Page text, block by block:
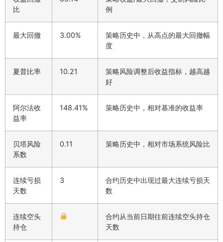
比
例
最大回撤 3.00%
策略历史中，从高点的最大回撤幅
度
夏普比率 10.21
策略风险调整后收益指标，越高越
好
阿尔法收
益率
148.41% 策略历史中，相对基准的收益率
贝塔风险
系数
0.11 策略历史中，相对市场系统风险比
连续亏损
天数
3
合约历史中出现过最大连续亏损天
数
连续空头
持仓
合约从当前日期往前连续空头持仓
天数